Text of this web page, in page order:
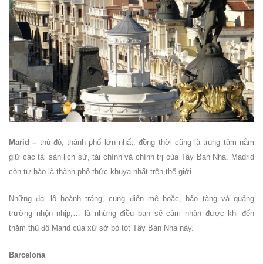
Marid – thủ đô, thành phố lớn nhất, đồng thời cũng là trung tâm nắm
giữ các tài sản lịch sử, tài chính và chính trị của Tây Ban Nha. Madrid
còn tự hào là thành phố thức khuya nhất trên thế giới.
Những đại lộ hoành tráng, cung điện mê hoặc, bảo tàng và quảng
trường nhộn nhịp,… là những điều bạn sẽ cảm nhận được khi đến
thăm thủ đô Marid của xứ sở bò tót Tây Ban Nha này.
Barcelona